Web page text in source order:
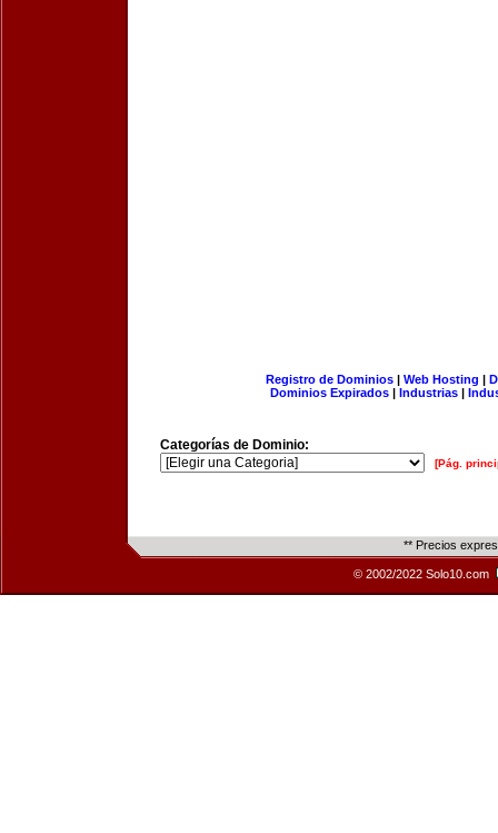
Registro de Dominios| Web Hosting |
Dominios Expirados | Industrias |
Categorías de Dominio:
[Pág.
** Precios
© 2002/2022 Solo10.com